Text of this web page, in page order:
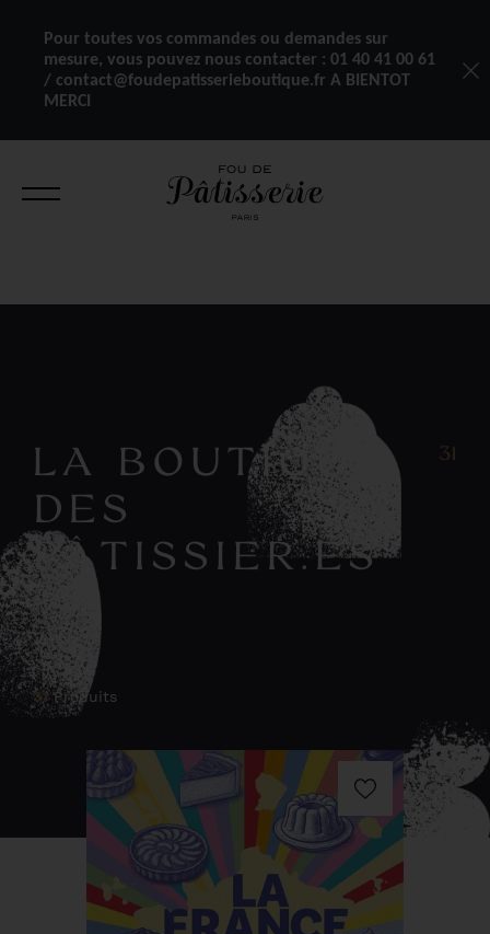
Pour toutes vos commandes ou demandes sur
mesure, vous pouvez nous contacter : 01 40 41 00 61
/ contact@foudepatisserieboutique.fr A BIENTOT
MERCI
LA BOUTIQUE
DES
PÂTISSIER.ES
31
31Produits